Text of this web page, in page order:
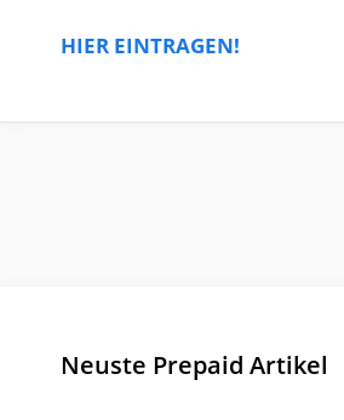
HIER EINTRAGEN!
Neuste Prepaid Artikel